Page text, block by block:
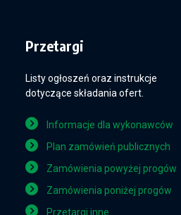
Przetargi
Listy ogłoszeń oraz instrukcje
dotyczące składania ofert.
Informacje dla wykonawców
Plan zamówień publicznych
Zamówienia powyżej progów
Zamówienia poniżej progów
Przetargi inne